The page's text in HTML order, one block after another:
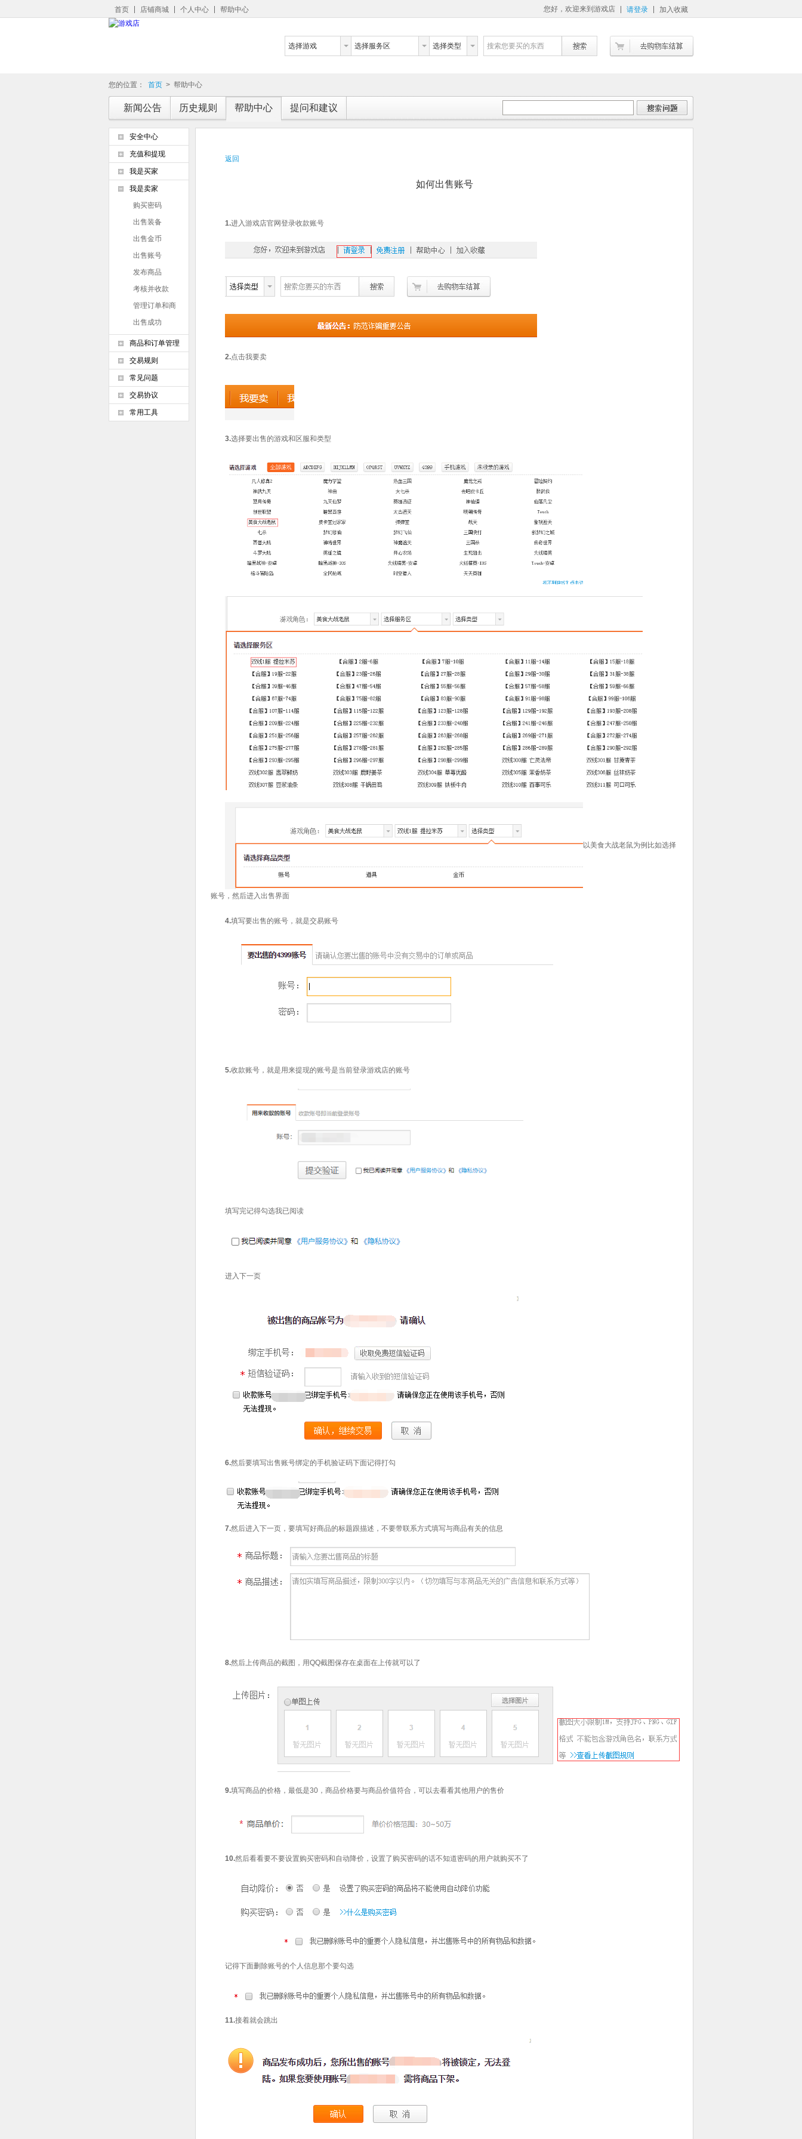
您好，欢迎来到游戏店 请登录 加入收藏
首页 店铺商城 个人中心 帮助中心
选择游戏 选择服务区 选择类型 搜索您要买的东西
您的位置： 首页 > 帮助中心
新闻公告 历史规则 帮助中心 提问和建议
返回
如何出售账号
1.进入游戏店官网登录收款账号
2.点击我要卖
3.选择要出售的游戏和区服和类型
以美食大战老鼠为例比如选择
账号，然后进入出售界面
4.填写要出售的账号， 就是交易账号
5.收款账号，就是用来提现的账号是当前登录游戏店的账号
填写完记得勾选我已阅读
进入下一页
6.然后要填写出售账号绑定的手机验证码下面记得打勾
7.然后进入下一页，要填写好商品的标题跟描述，不要带联系方式填写与商品有关的信息
8.然后上传商品的截图，用QQ截图保存在桌面在上传就可以了
9.填写商品的价格，最低是30，商品价格要与商品价值符合，可以去看看其他用户的售价
10.然后看看要不要设置购买密码和自动降价，设置了购买密码的话不知道密码的用户就购买不了
记得下面删除账号的个人信息那个要勾选
11.接着就会跳出
安全中心
充值和提现
我是买家
我是卖家
购买密码
出售装备
出售金币
出售账号
发布商品
考核并收款
管理订单和商
品
出售成功
商品和订单管理
交易规则
常见问题
交易协议
常用工具